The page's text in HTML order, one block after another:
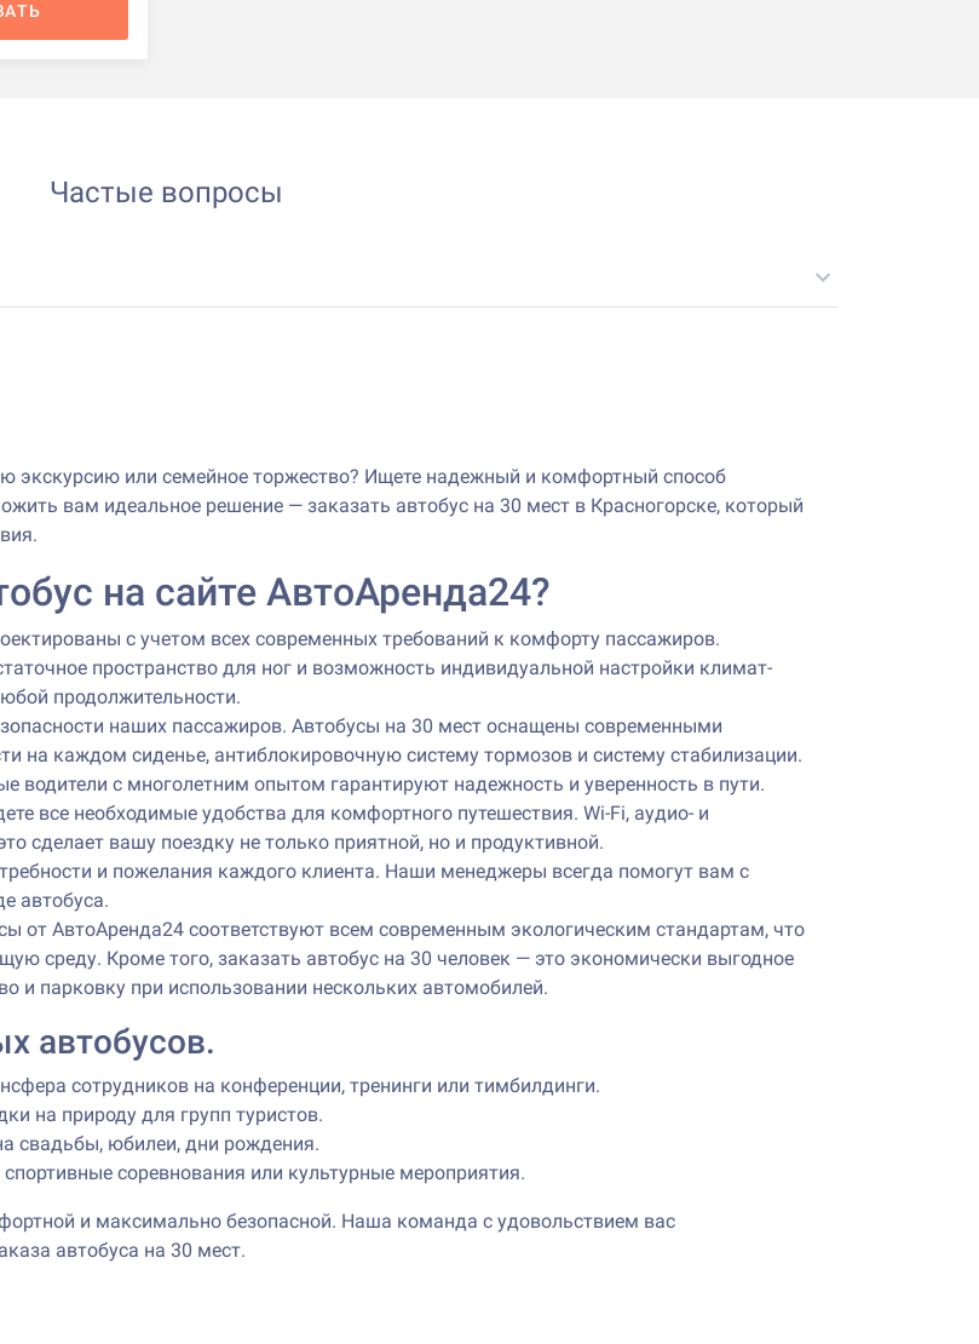
Частые вопросы
экскурсию или семейное торжество? Ищете надежный и комфортный способ
вам идеальное решение — заказать автобус на 30 мест в Красногорске, который
на сайте АвтоАренда24?
с учетом всех современных требований к комфорту пассажиров.
пространство для ног и возможность индивидуальной настройки климат-
продолжительности.
наших пассажиров. Автобусы на 30 мест оснащены современными
на каждом сиденье, антиблокировочную систему тормозов и систему стабилизации.
водители с многолетним опытом гарантируют надежность и уверенность в пути.
все необходимые удобства для комфортного путешествия. Wi-Fi, аудио- и
сделает вашу поездку не только приятной, но и продуктивной.
и пожелания каждого клиента. Наши менеджеры всегда помогут вам с
автобуса.
от АвтоАренда24 соответствуют всем современным экологическим стандартам, что
среду. Кроме того, заказать автобус на 30 человек — это экономически выгодное
и парковку при использовании нескольких автомобилей.
автобусов.
сотрудников на конференции, тренинги или тимбилдинги.
на природу для групп туристов.
свадьбы, юбилеи, дни рождения.
соревнования или культурные мероприятия.
и максимально безопасной. Наша команда с удовольствием вас
автобуса на 30 мест.